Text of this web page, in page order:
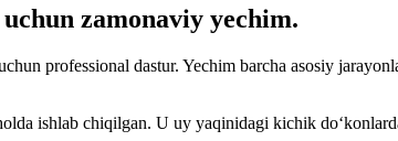
zamonaviy yechim.
professional dastur. Yechim barcha asosiy
ishlab chiqilgan. U uy yaqinidagi kichik